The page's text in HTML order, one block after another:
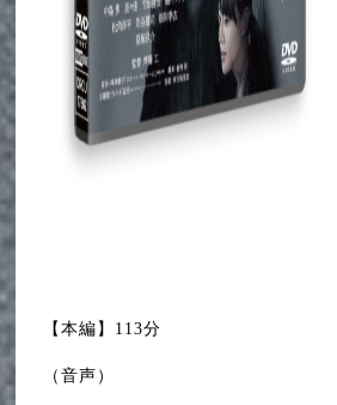
【本編】113分
（音声）